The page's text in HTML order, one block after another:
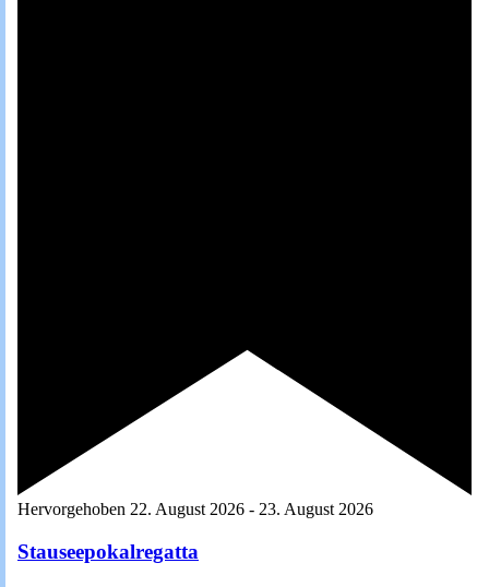
Hervorgehoben 22. August 2026 - 23. August 2026
Stauseepokalregatta